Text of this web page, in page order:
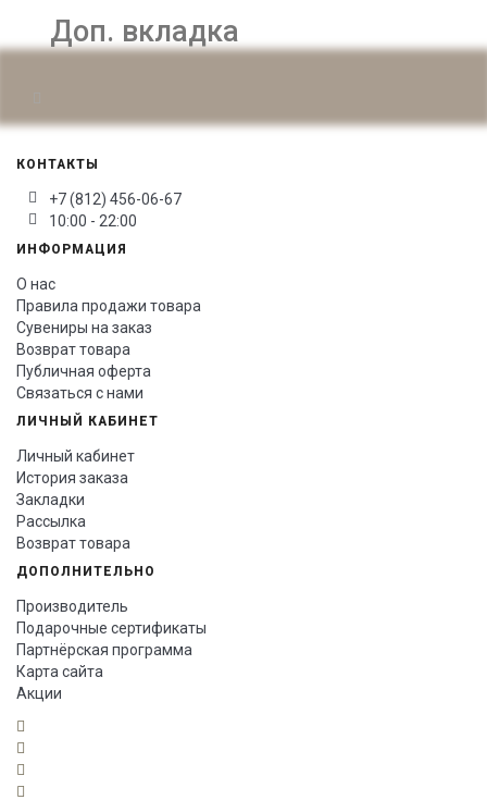
Доп. вкладка
КОНТАКТЫ
+7 (812) 456-06-67
10:00 - 22:00
ИНФОРМАЦИЯ
О нас
Правила продажи товара
Сувениры на заказ
Возврат товара
Публичная оферта
Связаться с нами
ЛИЧНЫЙ КАБИНЕТ
Личный кабинет
История заказа
Закладки
Рассылка
Возврат товара
ДОПОЛНИТЕЛЬНО
Производитель
Подарочные сертификаты
Партнёрская программа
Карта сайта
Акции